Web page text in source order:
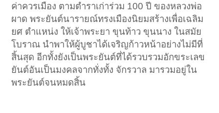
ค่าควรเมือง ตามตำราเก่าร่วม 100 ปี ของหลวงพ่อ
ผาด พระยันต์นารายณ์ทรงเมืองนิยมสร้างเพื่อเฉลิม
ยศ ตำแหน่ง ให้เจ้าพระยา ขุนท้าว ขุนนาง ในสมัย
โบราณ นำพาให้ผู้บูชาได้เจริญก้าวหน้าอย่างไม่มีที่
สิ้นสุด อีกทั้งยังเป็นพระยันต์ที่ได้รวบรวมอักขระเลข
ยันต์อันเป็นมงคลจากทั่งทั้ง จักรวาล มารวมอยู่ใน
พระยันต์จนหมดสิ้น